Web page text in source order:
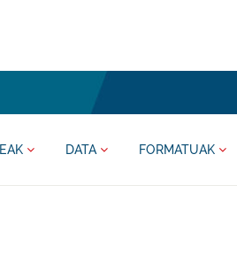
DATA FORMATUAK